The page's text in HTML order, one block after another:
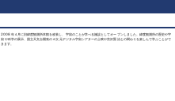
2008年４月に旧緯度観測所本館を改装し、宇宙のことが学べる施設としてオープンしました。緯度観測所の歴史や宇
宙や科学の展示、国立天文台開発の４次元デジタル宇宙シアターの上映や宮沢賢治との関わりを楽しんで学ぶことがで
きます。